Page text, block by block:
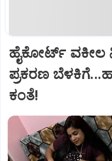
ಹೈಕೋರ್ಟ್‌ ವಕೀಲ
ಪ್ರಕರಣ
ಕಂತೆ!